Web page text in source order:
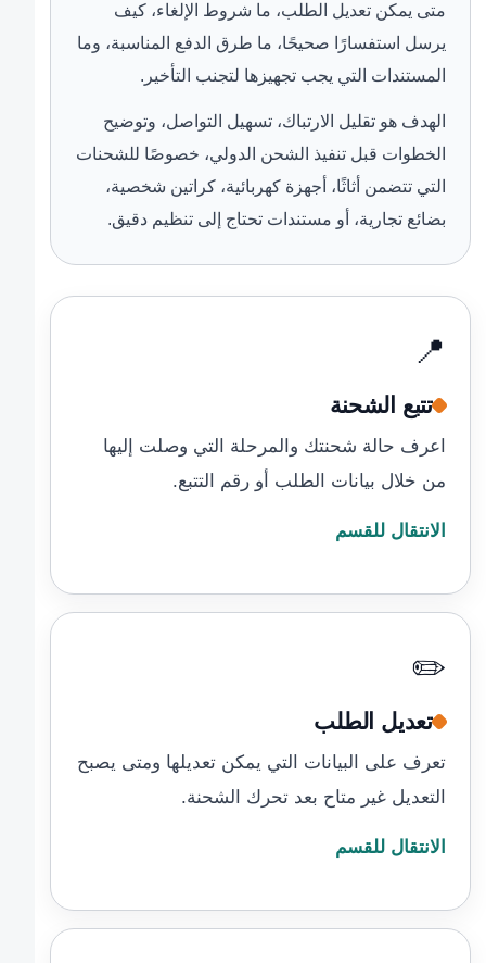
متى يمكن تعديل الطلب، ما شروط الإلغاء، كيف
يرسل استفسارًا صحيحًا، ما طرق الدفع المناسبة، وما
المستندات التي يجب تجهيزها لتجنب التأخير.
الهدف هو تقليل الارتباك، تسهيل التواصل، وتوضيح
الخطوات قبل تنفيذ الشحن الدولي، خصوصًا للشحنات
التي تتضمن أثاثًا، أجهزة كهربائية، كراتين شخصية،
بضائع تجارية، أو مستندات تحتاج إلى تنظيم دقيق.
📍
تتبع الشحنة
اعرف حالة شحنتك والمرحلة التي وصلت إليها
من خلال بيانات الطلب أو رقم التتبع.
الانتقال للقسم
✏️
تعديل الطلب
تعرف على البيانات التي يمكن تعديلها ومتى يصبح
التعديل غير متاح بعد تحرك الشحنة.
الانتقال للقسم